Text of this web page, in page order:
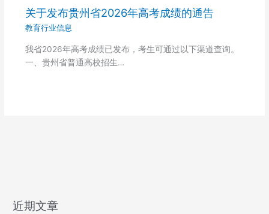
关于发布贵州省2026年高考成绩的通告
教育行业信息
我省2026年高考成绩已发布，考生可通过以下渠道查询。
一、贵州省普通高校招生…
近期文章